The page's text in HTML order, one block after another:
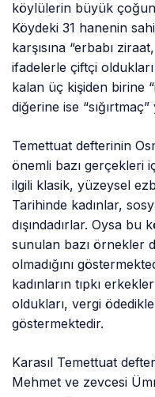
köylülerin büyük
Köydeki 31 hanenin
karşısına “erbabı
ifadelerle çiftçi
kalan üç kişiden birine
diğerine ise “sığırtmaç”
Temettuat defterinin
önemli bazı gerçekleri
ilgili klasik, yüzeysel
Tarihinde kadınlar,
dışındadırlar. Oysa
sunulan bazı örnekler
olmadığını
kadınların tıpkı
oldukları, vergi
göstermektedir.
Karasıl Temettuat
Mehmet ve zevcesi